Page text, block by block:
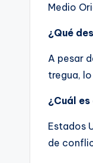
Medio
¿Qué
A pesar
tregua,
¿Cuál
Estados
de